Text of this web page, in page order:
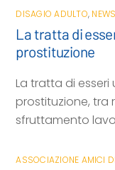
DISAGIO ADULTO, NEWS
La tratta di
prostituzione
La tratta di
prostituzione, tra
sfruttamento
ASSOCIAZIONE AMICI